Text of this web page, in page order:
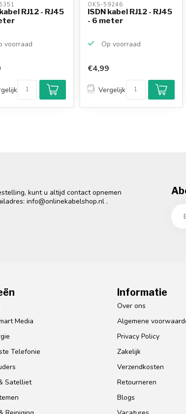
RJ12 - RJ45
voorraad
OKS-59246
ISDN kabel RJ12 - RJ45
- 6 meter
Op voorraad
€4,99
Vergelijk
kunt u altijd contact opnemen
info@onlinekabelshop.nl .
Media
Telefonie
Satelliet
Informatie
Over ons
Algemene
Privacy Policy
Zakelijk
Verzendkosten
Retourneren
Blogs